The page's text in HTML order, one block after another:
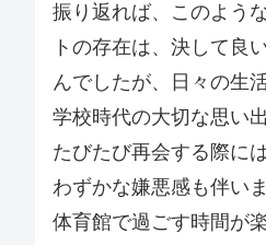
振り返れば、このよう
トの存在は、決して良
んでしたが、日々の生
学校時代の大切な思い
たびたび再会する際に
わずかな嫌悪感も伴い
体育館で過ごす時間が